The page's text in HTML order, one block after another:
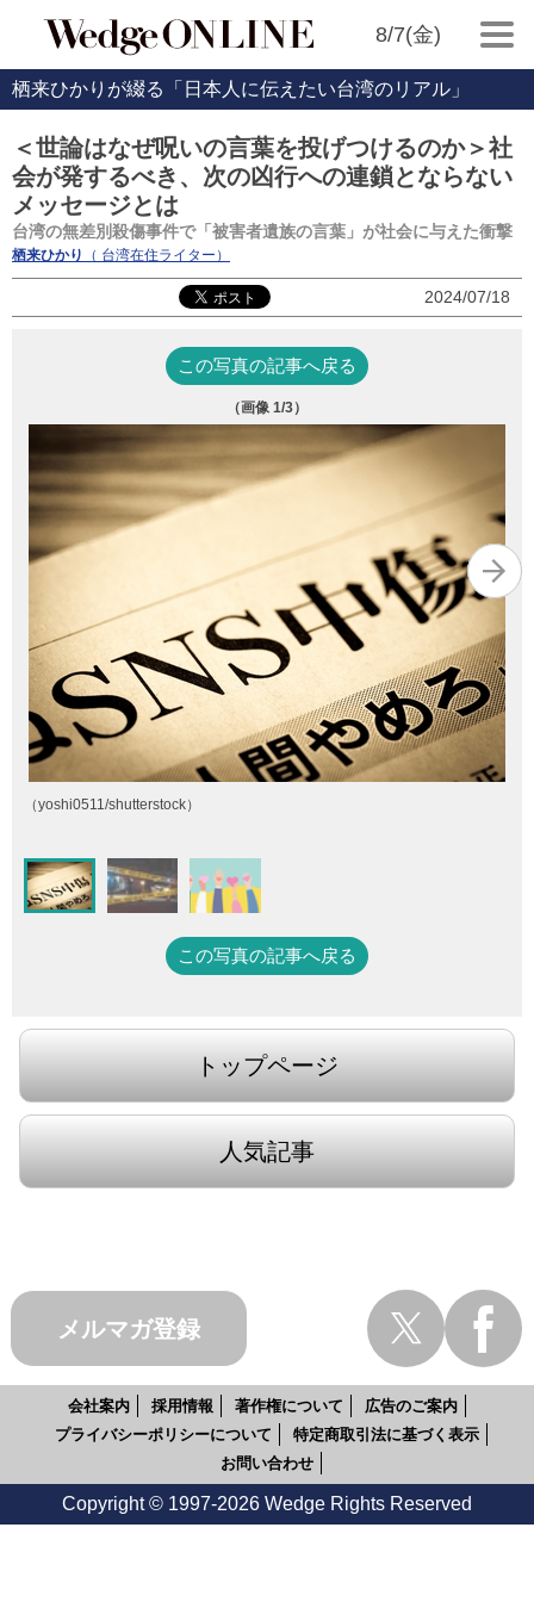
8/7(金)
栖来ひかりが綴る「日本人に伝えたい台湾のリアル」
＜世論はなぜ呪いの言葉を投げつけるのか＞社
会が発するべき、次の凶行への連鎖とならない
メッセージとは
台湾の無差別殺傷事件で「被害者遺族の言葉」が社会に与えた衝撃
栖来ひかり （ 台湾在住ライター）
2024/07/18
この写真の記事へ戻る
（画像 1/3）
（yoshi0511/shutterstock）
この写真の記事へ戻る
トップページ
人気記事
メルマガ登録
会社案内 採用情報 著作権について
広告のご案内
プライバシーポリシーについて
特定商取引法に基づく表示
お問い合わせ
Copyright © 1997-2026 Wedge Rights Reserved